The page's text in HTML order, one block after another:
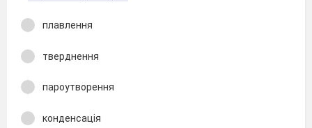
плавлення
тверднення
пароутворення
конденсація